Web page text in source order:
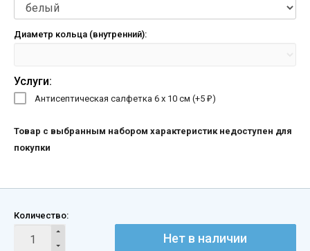
Диаметр кольца (внутренний):
Услуги:
Антисептическая салфетка 6 х 10 см (+5 ₽)
Товар с выбранным набором характеристик недоступен для
покупки
Количество:
Нет в наличии